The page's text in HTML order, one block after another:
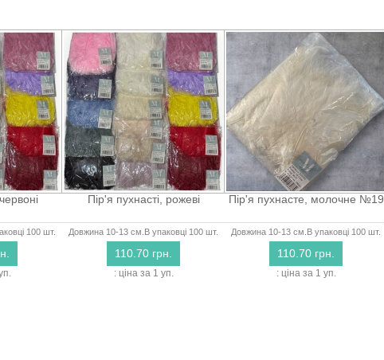
100 шт.
Пір'я пухнасті, рожеві
Довжина 10-13 см.В упаковці 100 шт.
110.70 грн.
: ціна за 1 уп.
Пір'я пухнасте, молочне №19
Довжина 10-13 см.В упаковці 100 шт.
110.70 грн.
: ціна за 1 уп.